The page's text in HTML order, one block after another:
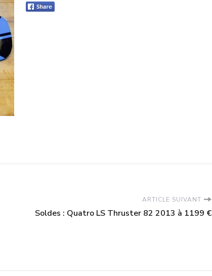
ARTICLE SUIVANT
Soldes : Quatro LS Thruster 82 2013 à 1199 €